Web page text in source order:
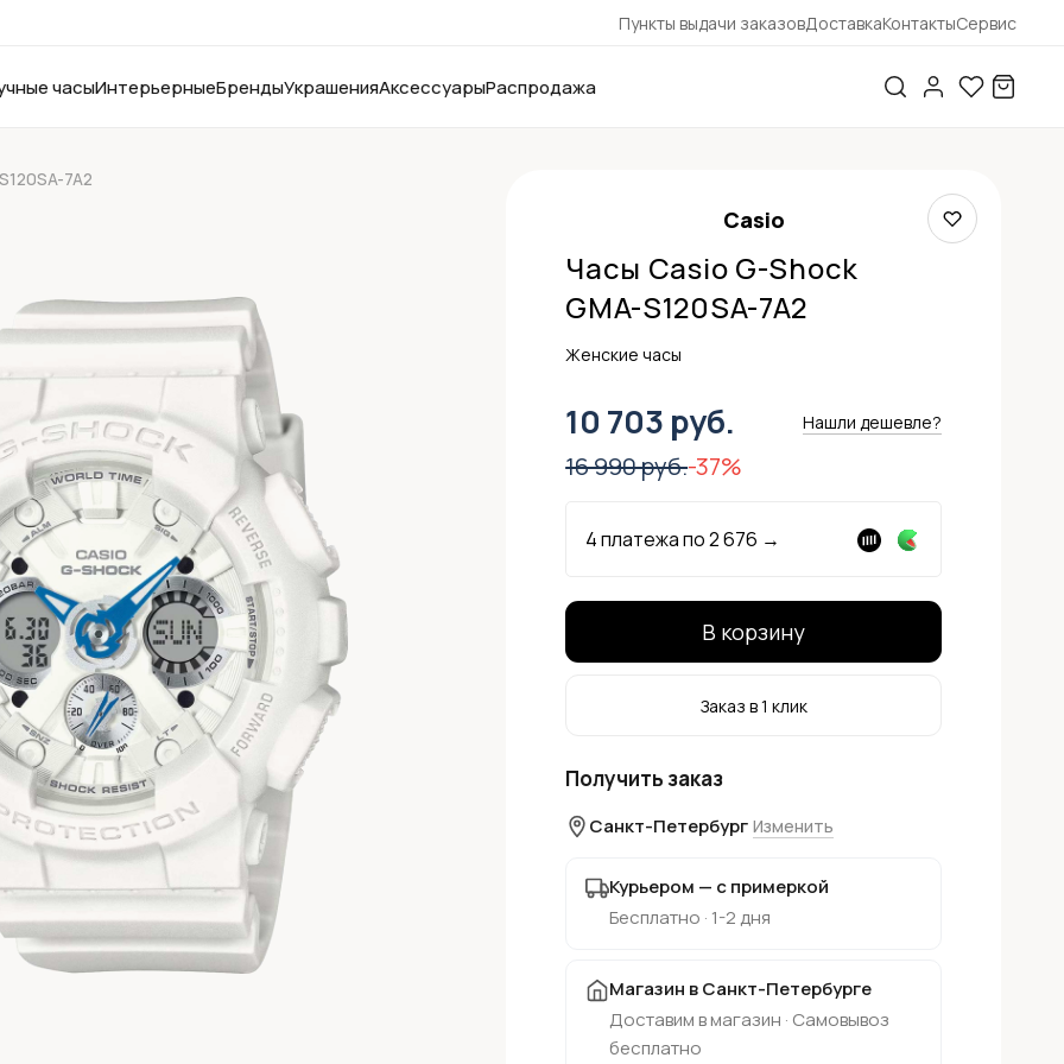
Пункты выдачи заказовДоставкаКонтактыСервис
часыИнтерьерныеБрендыУкрашенияАксессуарыРаспродажа
7A2
Casio
Часы Casio G-Shock
GMA-S120SA-7A2
Женские часы
10 703 руб. Нашли дешевле?
16 990 руб.-37%
4 платежа по2 676 →
В корзину
Заказ в 1 клик
Получить заказ
Санкт-Петербург Изменить
Курьером — с примеркой
Бесплатно · 1-2 дня
Магазин в Санкт-Петербурге
Доставим в магазин · Самовывоз
бесплатно